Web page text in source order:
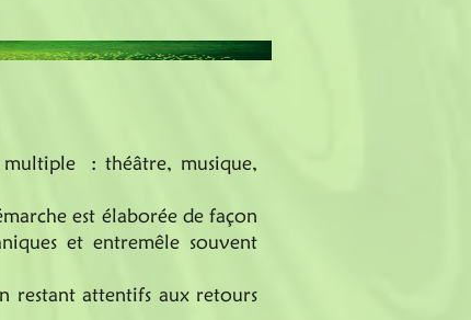
multiple : théâtre, musique,
est élaborée de façon
et entremêle souvent
restant attentifs aux retours